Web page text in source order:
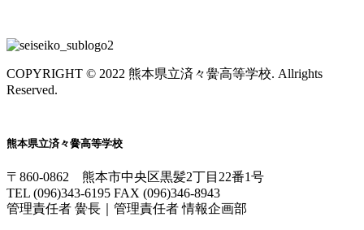
COPYRIGHT © 2022 熊本県立済々黌高等学校. Allrights
Reserved.
熊本県立済々黌高等学校
〒860-0862 熊本市中央区黒髪2丁目22番1号
TEL (096)343-6195 FAX (096)346-8943
管理責任者 黌長｜管理責任者 情報企画部